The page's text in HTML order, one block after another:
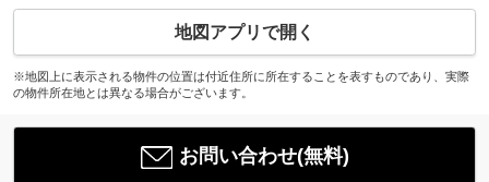
地図アプリで開く
※地図上に表示される物件の位置は付近住所に所在することを表すものであり、実際
の物件所在地とは異なる場合がございます。
お問い合わせ(無料)